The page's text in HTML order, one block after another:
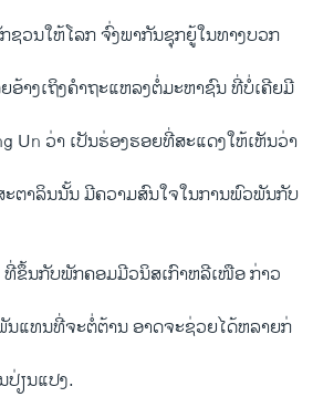
ຊວນ​ໃຫ້​ໂລກ ຈົ່ງ​ພາກັນ​ຊຸກ​ຍູ້ໃນ​ທາງບວກ
ອ້າງເຖິງຄໍາຖະ​ແຫລ​ງຕໍ່​ມະຫາຊົນ ທີ່​ບໍ່​ເຄີຍ​ມີ​
Un ວ່າ ​ເປັນ​ຮ່ອງຮອຍທີ່ສະ​ແດງ​ໃຫ້​ເຫັນ​ວ່າ
ຕາ​ລິນນັ້ນ ມີ​ຄວາມ​ສົນ​ໃຈ​ໃນ​ການ​ພົວພັນກັບ​
ຂຶ້ນ​ກັບພັກ​ຄອມ​ມີ​ວນິສ​ເກົາ​ຫລີ​ເໜືອ ກ່າວ
ແທນ​ທີ່​ຈະ​ຕໍ່​ຕ້ານ ອາດ​ຈ​ະຊ່ວຍ​ໄດ້​ຫລາຍ​ກ່
ປ່ຽນແປງ.